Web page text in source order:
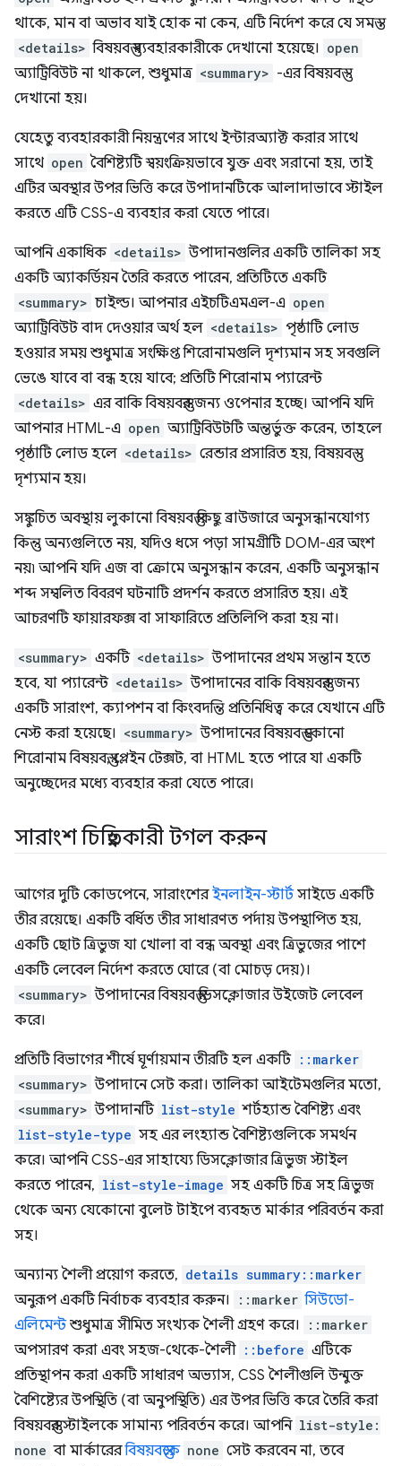
থাকে, মান বা অভাব যাই হোক না কেন, এটি নির্দেশ করে যে সমস্ত
<details> বিষয়বস্তু ব্যবহারকারীকে দেখানো হয়েছে। open
অ্যাট্রিবিউট না থাকলে, শুধুমাত্র <summary> -এর বিষয়বস্তু
দেখানো হয়।
যেহেতু ব্যবহারকারী নিয়ন্ত্রণের সাথে ইন্টারঅ্যাক্ট করার সাথে
সাথে open বৈশিষ্ট্যটি স্বয়ংক্রিয়ভাবে যুক্ত এবং সরানো হয়, তাই
এটির অবস্থার উপর ভিত্তি করে উপাদানটিকে আলাদাভাবে স্টাইল
করতে এটি CSS-এ ব্যবহার করা যেতে পারে।
আপনি একাধিক <details> উপাদানগুলির একটি তালিকা সহ
একটি অ্যাকর্ডিয়ন তৈরি করতে পারেন, প্রতিটিতে একটি
<summary> চাইল্ড। আপনার এইচটিএমএল-এ open
অ্যাট্রিবিউট বাদ দেওয়ার অর্থ হল <details> পৃষ্ঠাটি লোড
হওয়ার সময় শুধুমাত্র সংক্ষিপ্ত শিরোনামগুলি দৃশ্যমান সহ সবগুলি
ভেঙে যাবে বা বন্ধ হয়ে যাবে; প্রতিটি শিরোনাম প্যারেন্ট
<details> এর বাকি বিষয়বস্তুর জন্য ওপেনার হচ্ছে। আপনি যদি
আপনার HTML-এ open অ্যাট্রিবিউটটি অন্তর্ভুক্ত করেন, তাহলে
পৃষ্ঠাটি লোড হলে <details> রেন্ডার প্রসারিত হয়, বিষয়বস্তু
দৃশ্যমান হয়।
সঙ্কুচিত অবস্থায় লুকানো বিষয়বস্তু কিছু ব্রাউজারে অনুসন্ধানযোগ্য
কিন্তু অন্যগুলিতে নয়, যদিও ধসে পড়া সামগ্রীটি DOM-এর অংশ
নয়৷ আপনি যদি এজ বা ক্রোমে অনুসন্ধান করেন, একটি অনুসন্ধান
শব্দ সম্বলিত বিবরণ ঘটনাটি প্রদর্শন করতে প্রসারিত হয়। এই
আচরণটি ফায়ারফক্স বা সাফারিতে প্রতিলিপি করা হয় না।
<summary> একটি <details> উপাদানের প্রথম সন্তান হতে
হবে, যা প্যারেন্ট <details> উপাদানের বাকি বিষয়বস্তুর জন্য
একটি সারাংশ, ক্যাপশন বা কিংবদন্তি প্রতিনিধিত্ব করে যেখানে এটি
নেস্ট করা হয়েছে। <summary> উপাদানের বিষয়বস্তু কোনো
শিরোনাম বিষয়বস্তু, প্লেইন টেক্সট, বা HTML হতে পারে যা একটি
অনুচ্ছেদের মধ্যে ব্যবহার করা যেতে পারে।
সারাংশ চিহ্নিতকারী টগল করুন
আগের দুটি কোডপেনে, সারাংশেরইনলাইন-স্টার্টসাইডে একটি
তীর রয়েছে। একটি বর্ধিত তীর সাধারণত পর্দায় উপস্থাপিত হয়,
একটি ছোট ত্রিভুজ যা খোলা বা বন্ধ অবস্থা এবং ত্রিভুজের পাশে
একটি লেবেল নির্দেশ করতে ঘোরে (বা মোচড় দেয়)।
<summary> উপাদানের বিষয়বস্তু ডিসক্লোজার উইজেট লেবেল
করে।
প্রতিটি বিভাগের শীর্ষে ঘূর্ণায়মান তীরটি হল একটি ::marker
<summary> উপাদানে সেট করা। তালিকা আইটেমগুলির মতো,
<summary> উপাদানটি list-style শর্টহ্যান্ড বৈশিষ্ট্য এবং
list-style-type সহ এর লংহ্যান্ড বৈশিষ্ট্যগুলিকে সমর্থন
করে। আপনি CSS-এর সাহায্যে ডিসক্লোজার ত্রিভুজ স্টাইল
করতে পারেন, list-style-image সহ একটি চিত্র সহ ত্রিভুজ
থেকে অন্য যেকোনো বুলেট টাইপে ব্যবহৃত মার্কার পরিবর্তন করা
সহ।
অন্যান্য শৈলী প্রয়োগ করতে, details summary::marker
অনুরূপ একটি নির্বাচক ব্যবহার করুন। ::marker সিউডো-
এলিমেন্টশুধুমাত্র সীমিত সংখ্যক শৈলী গ্রহণ করে। ::marker
অপসারণ করা এবং সহজ-থেকে-শৈলী ::before এটিকে
প্রতিস্থাপন করা একটি সাধারণ অভ্যাস, CSS শৈলীগুলি উন্মুক্ত
বৈশিষ্ট্যের উপস্থিতি (বা অনুপস্থিতি) এর উপর ভিত্তি করে তৈরি করা
বিষয়বস্তুর স্টাইলকে সামান্য পরিবর্তন করে। আপনি list-style:
none বা মার্কারেরবিষয়বস্তুকে none সেট করবেন না, তবে